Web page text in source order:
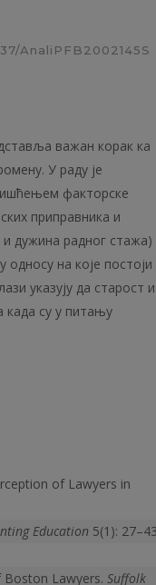
AnaliPFB2002145S
важан корак ка
У раду је
факторске
приправника и
и дужина радног стажа)
на које постоји
указују да старост и
када су у питању
of Lawyers in
Education 5(1):
Boston Lawyers. Suffolk